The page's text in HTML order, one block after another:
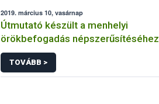
2019. március 10, vasárnap
Útmutató készült a menhelyi
örökbefogadás népszerűsítéséhez
TOVÁBB >